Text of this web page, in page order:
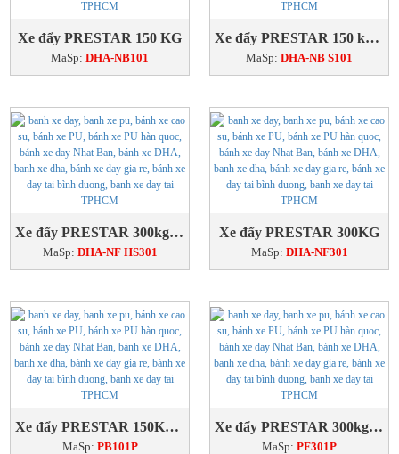
Xe đẩy PRESTAR 150 KG
MaSp: DHA-NB101
Xe đẩy PRESTAR 150 kg có khóa
MaSp: DHA-NB S101
Xe đẩy PRESTAR 300kg có khóa
MaSp: DHA-NF HS301
Xe đẩy PRESTAR 300KG
MaSp: DHA-NF301
Xe đẩy PRESTAR 150Kg sàn nhựa
MaSp: PB101P
Xe đẩy PRESTAR 300kg Sàn nhựa
MaSp: PF301P